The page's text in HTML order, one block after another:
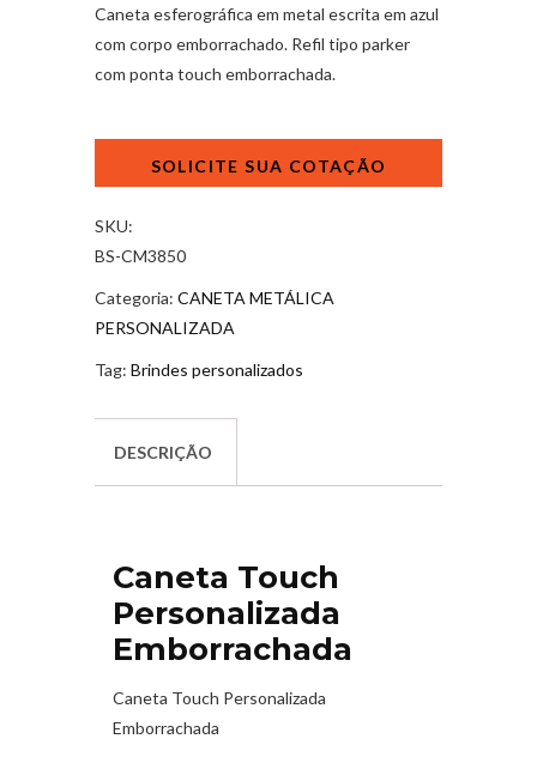
Caneta esferográfica em metal escrita em azul
com corpo emborrachado. Refil tipo parker
com ponta touch emborrachada.
Personalizada
quantidade
SKU:
BS-CM3850
Categoria: CANETA METÁLICA
PERSONALIZADA
Tag: Brindes personalizados
DESCRIÇÃO
Caneta Touch
Personalizada
Emborrachada
Caneta Touch Personalizada
Emborrachada